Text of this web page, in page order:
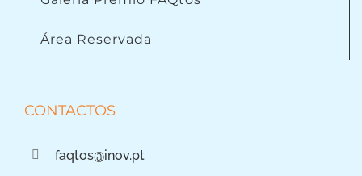
Área Reservada
CONTACTOS
faqtos@inov.pt